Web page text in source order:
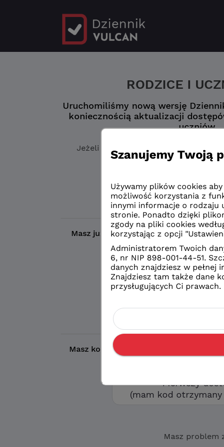
RODZICE I
Uruchomiliśmy nową wersję
koniecznością aktualizacji
uczniów.
Jeżeli jeszcze nie masz
„Logowanie przed
Logowanie przed
Masz już konto?Wybierz wybrany
Logowanie
konto
zwykłe konto
Masz kod otrzymany w szkole?
Aby
opcję „Pierwszy
Pierwszy
(mam kod
Masz problem